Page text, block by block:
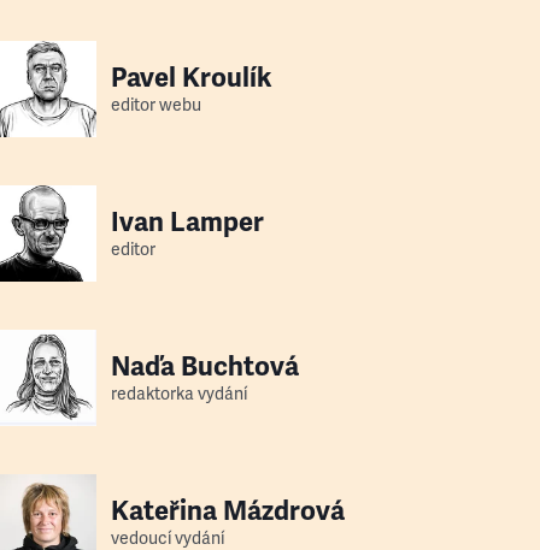
Pavel Kroulík
editor webu
Ivan Lamper
editor
Naďa Buchtová
redaktorka vydání
Kateřina Mázdrová
vedoucí vydání